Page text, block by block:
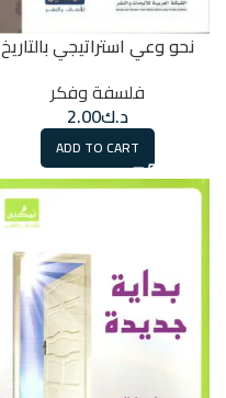
نحو وعي استراتيجي بالتاريخ
فلسفة وفكر
د.ك2.00
ADD TO CART